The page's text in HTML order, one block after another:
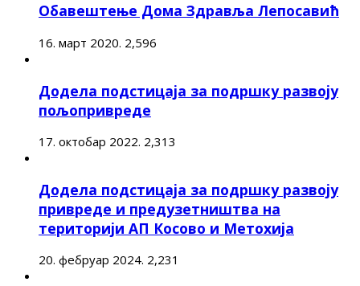
Обавештење Дома Здравља Лепосавић
16. март 2020. 2,596
Додела подстицаја за подршку развоју
пољопривреде
17. октобар 2022. 2,313
Додела подстицаја за подршку развоју
привреде и предузетништва на
територији АП Косово и Метохија
20. фебруар 2024. 2,231